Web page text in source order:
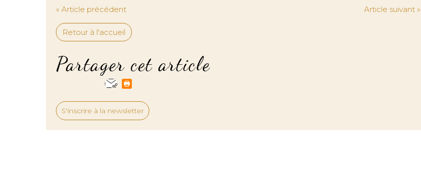
« Article précédent Article suivant »
Retour à l'accueil
Partager cet article
S'inscrire à la newsletter